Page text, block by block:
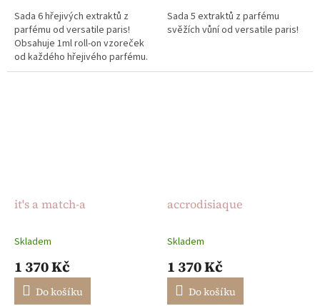
Sada 6 hřejivých extraktů z
parfému od versatile paris!
Obsahuje 1ml roll-on vzoreček
od každého hřejivého parfému.
Sada 5 extraktů z parfému
svěžích vůní od versatile paris!
it's a match-a
Průměrné
produktu
4,9
Skladem
1 370 Kč
Do košíku
accrodisiaque
Průměrné
produktu
5,0
Skladem
1 370 Kč
Do košíku